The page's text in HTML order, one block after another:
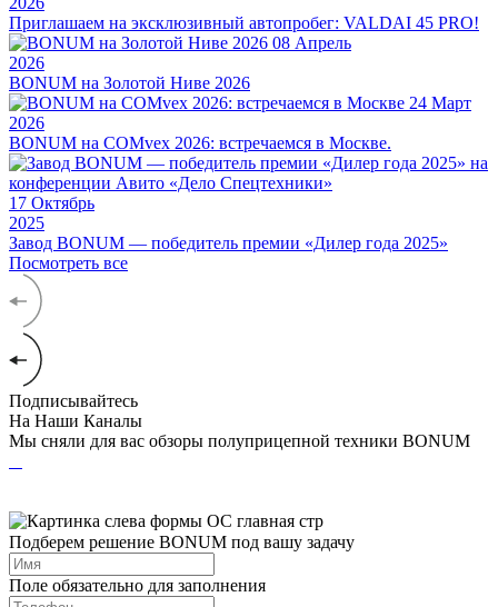
Приглашаем на эксклюзивный автопробег: VALDAI 45 PRO!
08 Апрель
2026
BONUM на Золотой Ниве 2026
24 Март
2026
BONUM на COMvex 2026: встречаемся в Москве.
17 Октябрь
2025
Завод BONUM — победитель премии «Дилер года 2025»
Посмотреть все
Подписывайтесь
На Наши Каналы
Мы сняли для вас обзоры полуприцепной техники BONUM
Подберем решение BONUM под вашу задачу
Поле обязательно для заполнения